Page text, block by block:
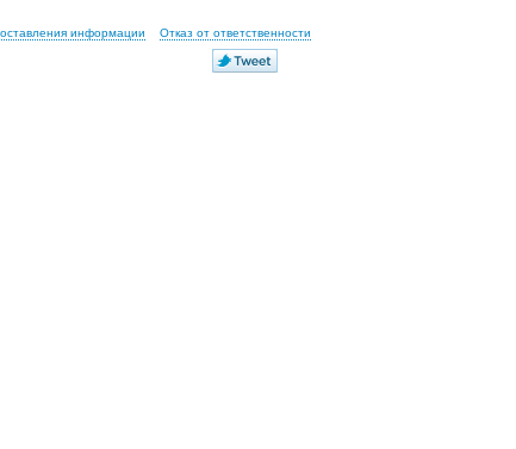
информации Отказ от ответственности